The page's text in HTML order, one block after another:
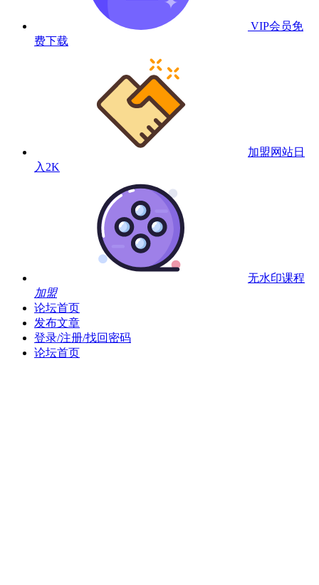
VIP会员免
费下载
加盟网站日
入2K
无水印课程
加盟
论坛首页
发布文章
登录/注册/找回密码
论坛首页